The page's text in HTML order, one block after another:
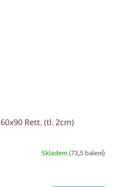
Rett. (tl. 2cm)
Skladem (73,5 balení)